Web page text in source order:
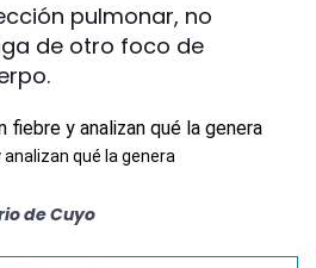
pulmonar, no
de otro foco de
qué la genera
de Cuyo